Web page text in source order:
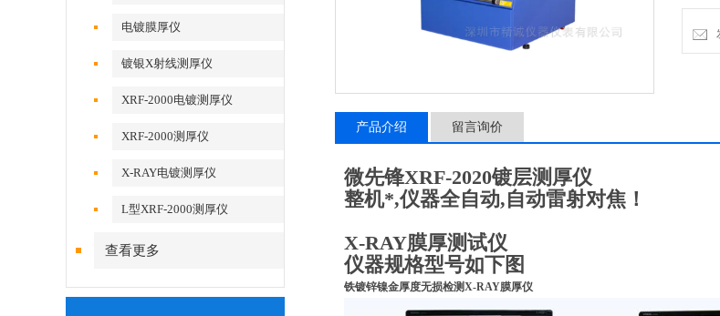
电镀膜厚仪
镀银X射线测厚仪
XRF-2000电镀测厚仪
XRF-2000测厚仪
X-RAY电镀测厚仪
L型XRF-2000测厚仪
查看更多
产品介绍 留言询价
微先锋XRF-2020镀层测厚仪
整机*,仪器全自动,自动雷射对焦！
X-RAY膜厚测试仪
仪器规格型号如下图
铁镀锌镍金厚度无损检测X-RAY膜厚仪